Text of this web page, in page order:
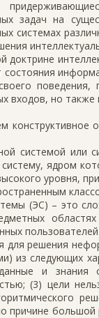
задач на
системах
доктрине
состояния
поведения,
входов, но также
конструктивное
системой или
ядром
уровня,
(ЭС) – это
пользователей
для решения
из следующих
и знания
(3) цели
причине большой